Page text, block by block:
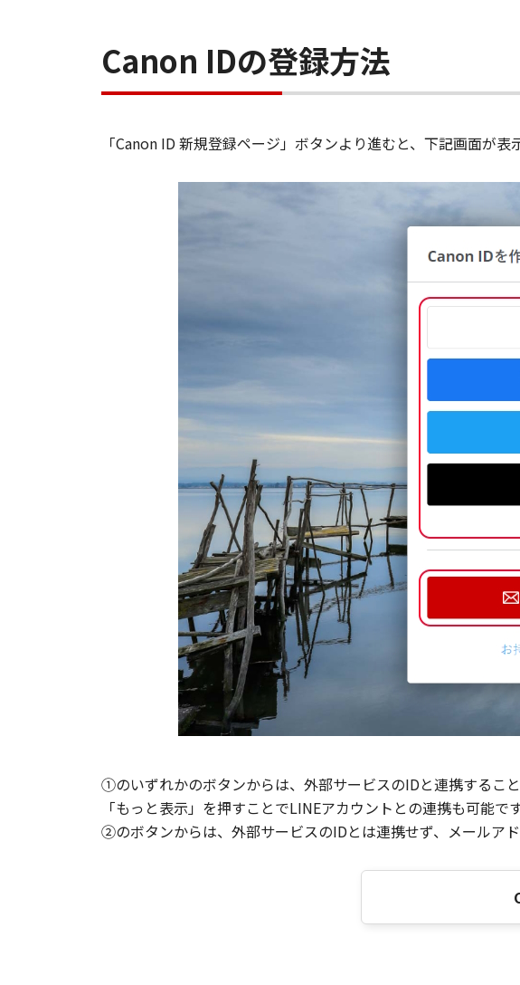
Canon IDの登録方法
「Canon ID 新規登録ページ」ボタンより進むと、下記画面が表
①のいずれかのボタンからは、外部サービスのIDと連携するこ
「もっと表示」を押すことでLINEアカウントとの連携も可能です
②のボタンからは、外部サービスのIDとは連携せず、メールア